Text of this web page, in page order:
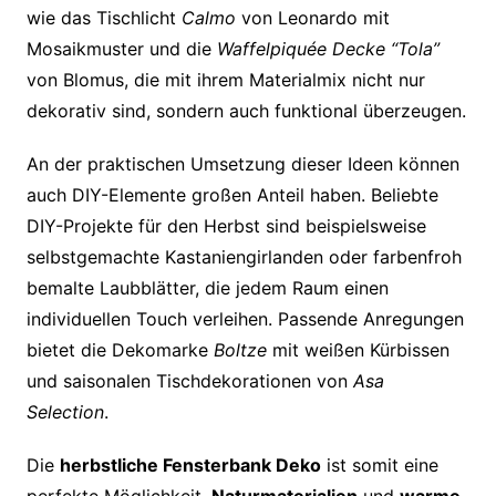
wie das Tischlicht Calmo von Leonardo mit
Mosaikmuster und die Waffelpiquée Decke “Tola”
von Blomus, die mit ihrem Materialmix nicht nur
dekorativ sind, sondern auch funktional überzeugen.
An der praktischen Umsetzung dieser Ideen können
auch DIY-Elemente großen Anteil haben. Beliebte
DIY-Projekte für den Herbst sind beispielsweise
selbstgemachte Kastaniengirlanden oder farbenfroh
bemalte Laubblätter, die jedem Raum einen
individuellen Touch verleihen. Passende Anregungen
bietet die Dekomarke Boltzemit weißen Kürbissen
und saisonalen Tischdekorationen vonAsa
Selection.
Die herbstliche Fensterbank Dekoist somit eine